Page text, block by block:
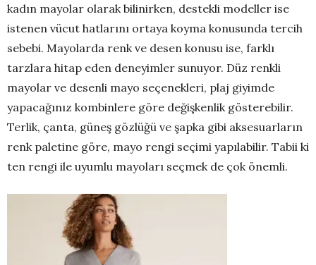
kadın mayolar olarak bilinirken, destekli modeller ise
istenen vücut hatlarını ortaya koyma konusunda tercih
sebebi. Mayolarda renk ve desen konusu ise, farklı
tarzlara hitap eden deneyimler sunuyor. Düz renkli
mayolar ve desenli mayo seçenekleri, plaj giyimde
yapacağınız kombinlere göre değişkenlik gösterebilir.
Terlik, çanta, güneş gözlüğü ve şapka gibi aksesuarların
renk paletine göre, mayo rengi seçimi yapılabilir. Tabii ki
ten rengi ile uyumlu mayoları seçmek de çok önemli.